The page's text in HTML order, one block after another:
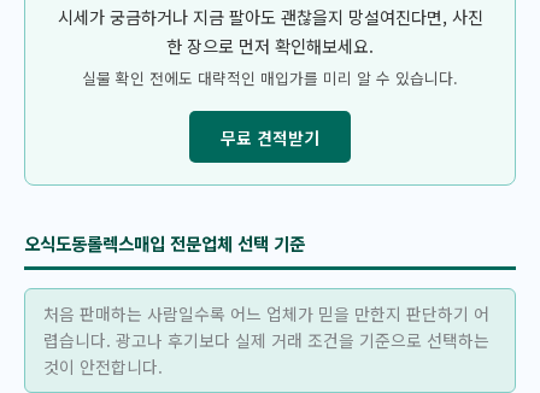
시세가 궁금하거나 지금 팔아도 괜찮을지 망설여진다면, 사진
한 장으로 먼저 확인해보세요.
실물 확인 전에도 대략적인 매입가를 미리 알 수 있습니다.
무료 견적받기
오식도동롤렉스매입 전문업체 선택 기준
처음 판매하는 사람일수록 어느 업체가 믿을 만한지 판단하기 어
렵습니다. 광고나 후기보다 실제 거래 조건을 기준으로 선택하는
것이 안전합니다.